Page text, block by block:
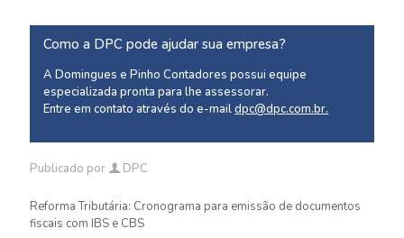
Como a DPC pode ajudar sua empresa?
A Domingues e Pinho Contadores possui equipe
especializada pronta para lhe assessorar.
Entre em contato através do e-maildpc@dpc.com.br.
Publicado por DPC
Reforma Tributária: Cronograma para emissão de documentos
fiscais com IBS e CBS